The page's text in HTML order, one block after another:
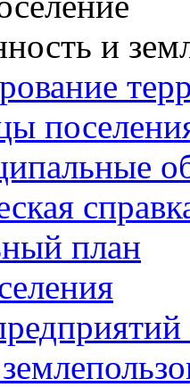
и
план